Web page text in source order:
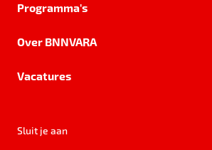
Programma's
Over BNNVARA
Vacatures
Sluit je aan